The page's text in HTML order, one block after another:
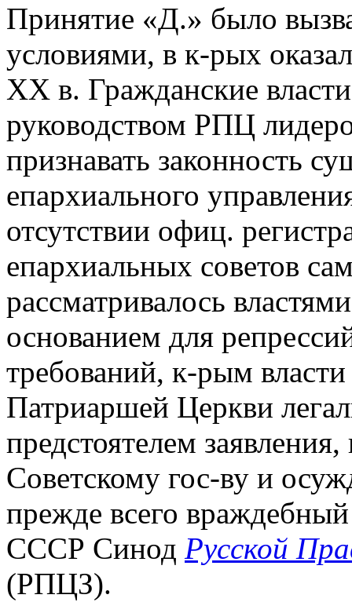
Принятие «Д.» было
условиями, в к-рых
ХХ в. Гражданские
руководством РПЦ
признавать законность
епархиального
отсутствии офиц.
епархиальных советов
рассматривалось
основанием для
требований, к-рым
Патриаршей Церкви
предстоятелем
Советскому гос-ву и
прежде всего
СССР Синод Русской
(РПЦЗ).